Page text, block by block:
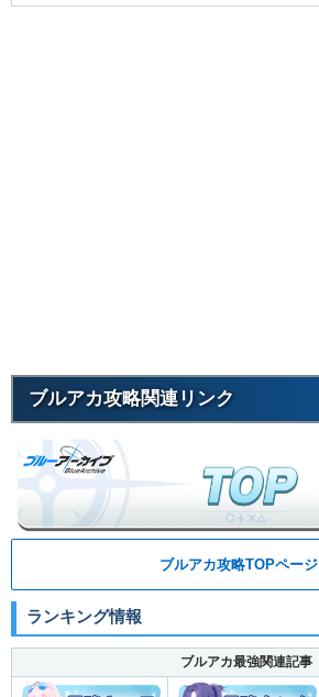
ブルアカ攻略関連リンク
ブルアカ攻略TOPページ
ランキング情報
ブルアカ最強関連記事